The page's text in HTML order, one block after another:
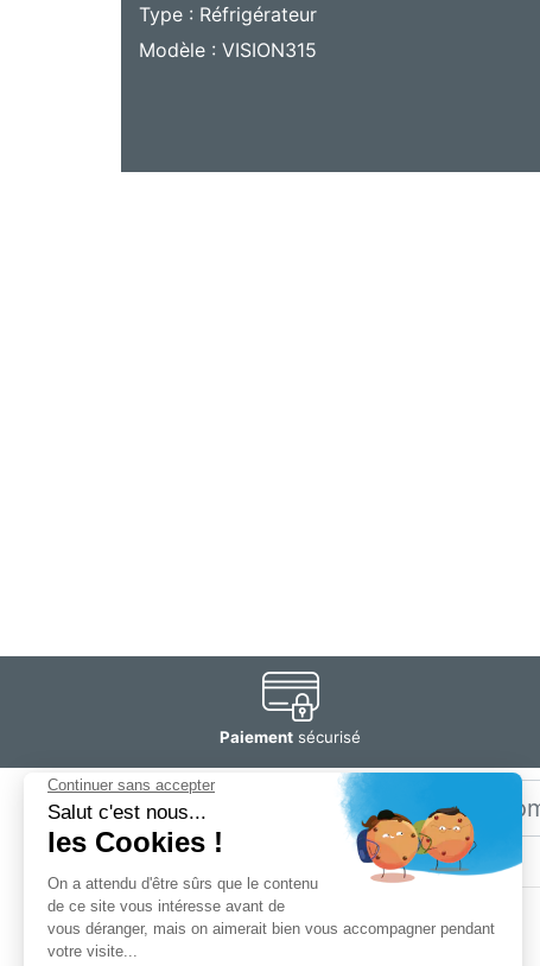
Type : Réfrigérateur
Modèle : VISION315
Paiement sécurisé
Restez
informé
Email
SOGEDIS SAS
3 rue Antoine Lavoisier